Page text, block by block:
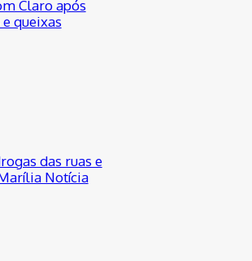
Claro após
queixas
das ruas e
Notícia